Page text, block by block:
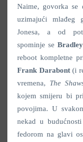
Naime, govorka se
uzimajući mlađeg
Jonesa, a od
spominje se
reboot kompletne
Frank Darabont(i
vremena, The
kojem smijeru bi
povojima. U
nekad u
fedorom na glavi